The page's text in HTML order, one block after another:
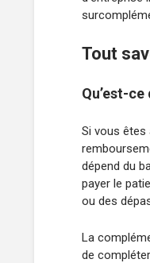
Tout
Qu’est-
Si vous êtes
dépend du
payer le
ou des
La
de